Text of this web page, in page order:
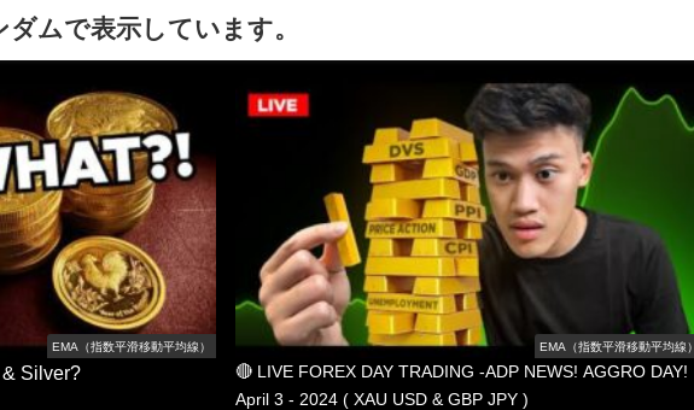
ムで表示しています。
EMA（指数平滑移動平均線）
Silver?
EMA（指数平滑移動平均線）
🔴 LIVE FOREX DAY TRADING -ADP NEWS! AGGRO DAY!
April 3 - 2024 ( XAU USD & GBP JPY )